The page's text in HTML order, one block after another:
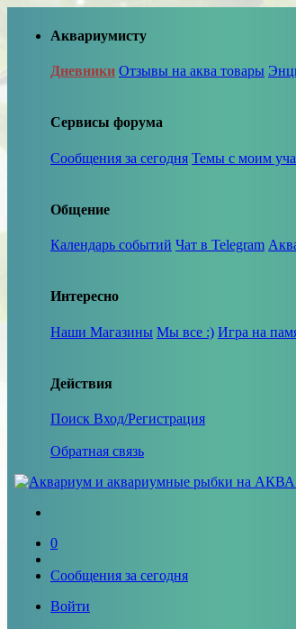
Аквариумисту
Дневники Отзывы на аква товары
Сервисы форума
Сообщения за сегодня Темы с моим
Общение
Календарь событий Чат в Telegram
Интересно
Наши Магазины Мы все :) Игра на
Действия
Поиск Вход/Регистрация
Обратная связь
0
Сообщения за сегодня
Войти